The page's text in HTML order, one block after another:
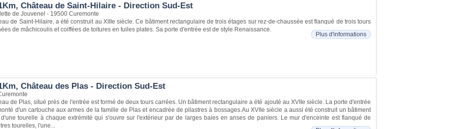
Château de Saint-Hilaire - Direction Sud-Est
de Jouvenel - 19500 Curemonte
de Saint-Hilaire, a été construit au XIIIe siècle. Ce bâtiment rectangulaire de trois étages sur rez-de-chaussée est flanqué de trois tours
de mâchicoulis et coiffées de toitures en tuiles plates. Sa porte d'entrée est de style Renaissance.
Plus d'informations
Château des Plas - Direction Sud-Est
de Plas, situé près de l'entrée est formé de deux tours carrées. Un bâtiment rectangulaire a été ajouté au XVIIe siècle. La porte d'entrée
d'un cartouche aux armes de la famille de Plas et encadrée de pilastres à bossages.Au XVIIe siècle a aussi été construit un bâtiment
tourelle à chaque extrémité qui s'ouvre sur l'extérieur par de larges baies en anses de paniers. Le mur d'enceinte est flanqué de
tourelles, l'une...